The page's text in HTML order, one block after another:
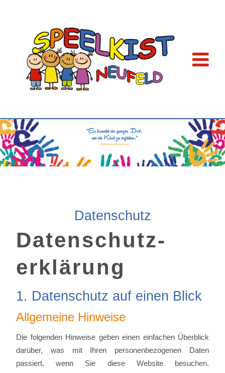
Datenschutz
Datenschutz­
erklärung
1. Datenschutz auf einen Blick
Allgemeine Hinweise
Die folgenden Hinweise geben einen einfachen Überblick
darüber, was mit Ihren personenbezogenen Daten
passiert, wenn Sie diese Website besuchen.